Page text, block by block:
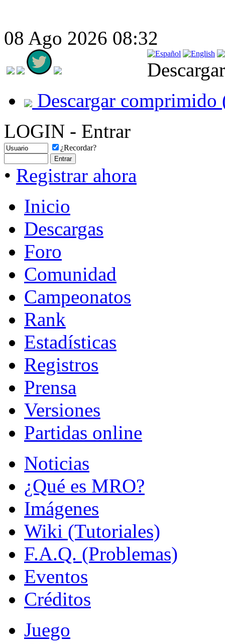
08 Ago 2026 08:32
Descargar comprimido
LOGIN - Entrar
¿Recordar?
• Registrar ahora
Inicio
Descargas
Foro
Comunidad
Campeonatos
Rank
Estadísticas
Registros
Prensa
Versiones
Partidas online
Noticias
¿Qué es MRO?
Imágenes
Wiki (Tutoriales)
F.A.Q. (Problemas)
Eventos
Créditos
Juego